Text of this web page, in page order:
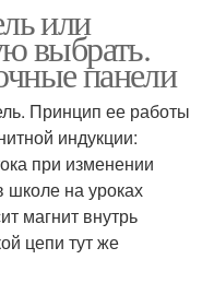
или
выбрать.
панели
Принцип ее работы
индукции:
при изменении
школе на уроках
магнит внутрь
цепи тут же